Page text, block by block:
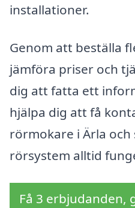
installationer.
Genom att beställa
jämföra priser och
dig att fatta ett
hjälpa dig att få
rörmokare i Ärla
rörsystem alltid
Få 3 erbjudanden,